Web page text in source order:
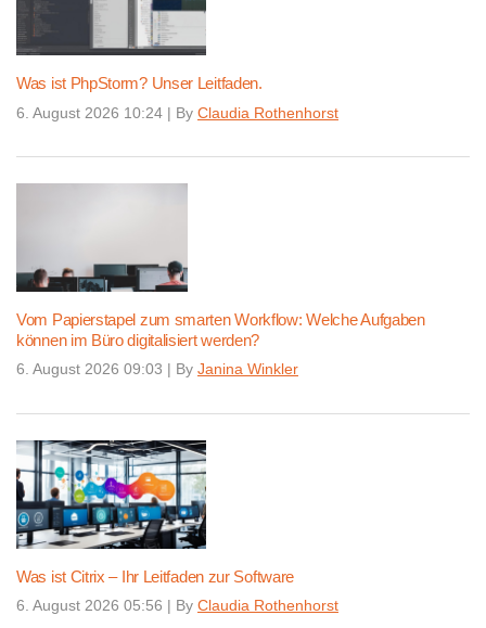
Was ist PhpStorm? Unser Leitfaden.
6. August 2026 10:24 | By Claudia Rothenhorst
Vom Papierstapel zum smarten Workflow: Welche Aufgaben
können im Büro digitalisiert werden?
6. August 2026 09:03 | By Janina Winkler
Was ist Citrix – Ihr Leitfaden zur Software
6. August 2026 05:56 | By Claudia Rothenhorst